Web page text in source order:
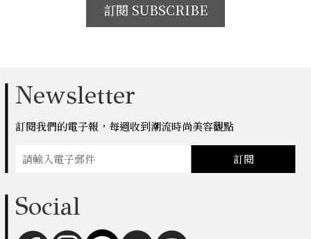
訂閱 SUBSCRIBE
Newsletter
訂閱我們的電子報，每週收到潮流時尚美容觀點
訂閱
Social